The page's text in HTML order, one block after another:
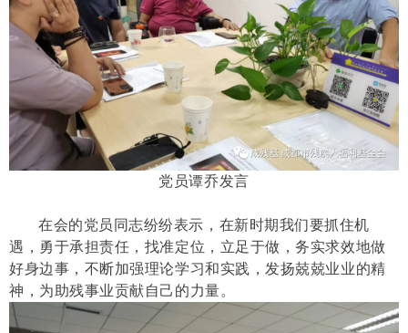
党员谭乔发言
在会的党员同志纷纷表示，在新时期我们要抓住机
遇，勇于承担责任，找准定位，立足于做，务实求效地做
好身边事，不断加强理论学习和实践，发扬兢兢业业的精
神，为助残事业贡献自己的力量。